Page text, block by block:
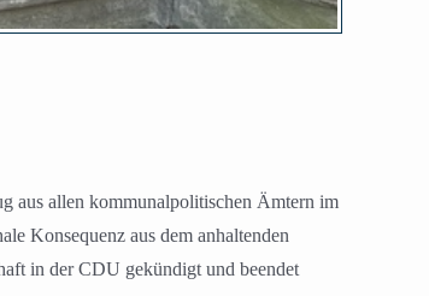
aus allen kommunalpolitischen Ämtern im
Konsequenz aus dem anhaltenden
in der CDU gekündigt und beendet